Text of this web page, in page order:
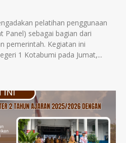
pelatihan penggunaan
Panel) sebagai bagian dari
pemerintah. Kegiatan ini
1 Kotabumi pada Jumat,...